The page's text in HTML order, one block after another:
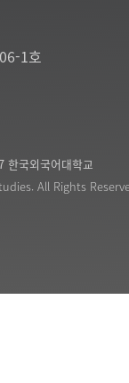
1호
한국외국어대학교
All Rights